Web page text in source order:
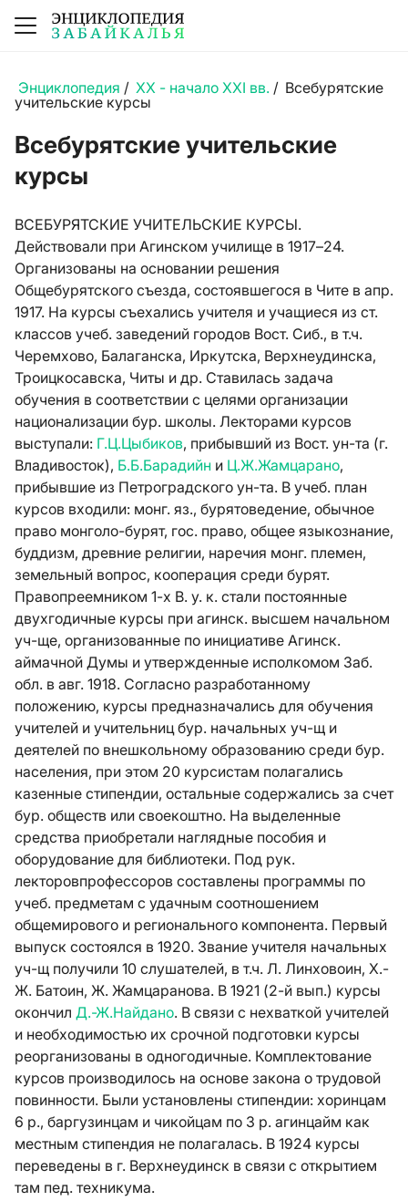
Энциклопедия / XX - начало XXI вв. / Всебурятские
учительские курсы
Всебурятские учительские
курсы
ВСЕБУРЯТСКИЕ УЧИТЕЛЬСКИЕ КУРСЫ.
Действовали при Агинском училище в 1917–24.
Организованы на основании решения
Общебурятского съезда, состоявшегося в Чите в апр.
1917. На курсы съехались учителя и учащиеся из ст.
классов учеб. заведений городов Вост. Сиб., в т.ч.
Черемхово, Балаганска, Иркутска, Верхнеудинска,
Троицкосавска, Читы и др. Ставилась задача
обучения в соответствии с целями организации
национализации бур. школы. Лекторами курсов
выступали: Г.Ц.Цыбиков, прибывший из Вост. ун-та (г.
Владивосток), Б.Б.Барадийн и Ц.Ж.Жамцарано,
прибывшие из Петроградского ун-та. В учеб. план
курсов входили: монг. яз., бурятоведение, обычное
право монголо-бурят, гос. право, общее языкознание,
буддизм, древние религии, наречия монг. племен,
земельный вопрос, кооперация среди бурят.
Правопреемником 1-х В. у. к. стали постоянные
двухгодичные курсы при агинск. высшем начальном
уч-ще, организованные по инициативе Агинск.
аймачной Думы и утвержденные исполкомом Заб.
обл. в авг. 1918. Согласно разработанному
положению, курсы предназначались для обучения
учителей и учительниц бур. начальных уч-щ и
деятелей по внешкольному образованию среди бур.
населения, при этом 20 курсистам полагались
казенные стипендии, остальные содержались за счет
бур. обществ или своекоштно. На выделенные
средства приобретали наглядные пособия и
оборудование для библиотеки. Под рук.
лекторовпрофессоров составлены программы по
учеб. предметам с удачным соотношением
общемирового и регионального компонента. Первый
выпуск состоялся в 1920. Звание учителя начальных
уч-щ получили 10 слушателей, в т.ч. Л. Линховоин, Х.-
Ж. Батоин, Ж. Жамцаранова. В 1921 (2-й вып.) курсы
окончил Д.-Ж.Найдано. В связи с нехваткой учителей
и необходимостью их срочной подготовки курсы
реорганизованы в одногодичные. Комплектование
курсов производилось на основе закона о трудовой
повинности. Были установлены стипендии: хоринцам
6 р., баргузинцам и чикойцам по 3 р. агинцайм как
местным стипендия не полагалась. В 1924 курсы
переведены в г. Верхнеудинск в связи с открытием
там пед. техникума.